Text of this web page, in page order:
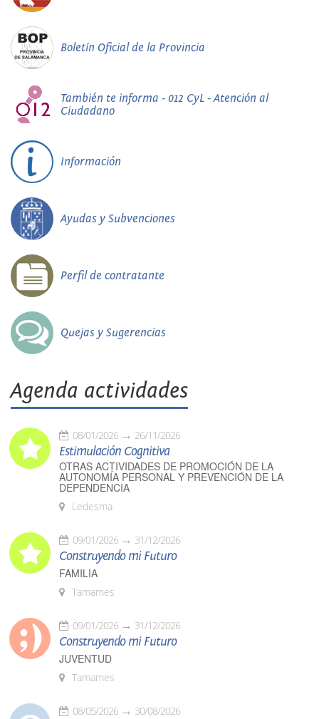
Boletín Oficial de la Provincia
También te informa - 012 CyL - Atención al
Ciudadano
Información
Ayudas y Subvenciones
Perfil de contratante
Quejas y Sugerencias
Agenda actividades
08/01/2026 26/11/2026
Estimulación Cognitiva
OTRAS ACTIVIDADES DE PROMOCIÓN DE LA
AUTONOMÍA PERSONAL Y PREVENCIÓN DE LA
DEPENDENCIA
Ledesma
09/01/2026 31/12/2026
Construyendo mi Futuro
FAMILIA
Tamames
09/01/2026 31/12/2026
Construyendo mi Futuro
JUVENTUD
Tamames
08/05/2026 30/08/2026